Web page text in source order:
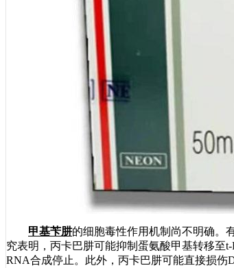
甲基苄肼的细胞毒性作用机制尚不明确。
究表明，丙卡巴肼可能抑制蛋氨酸甲基转移至
RNA合成停止。此外，丙卡巴肼可能直接损